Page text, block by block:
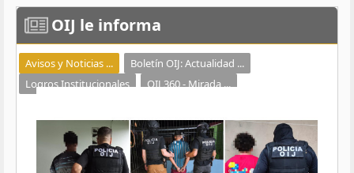
OIJ le informa
Avisos y Noticias ...
Boletín OIJ: Actualidad ...
Logros Institucionales
OIJ 360 - Mirada ...